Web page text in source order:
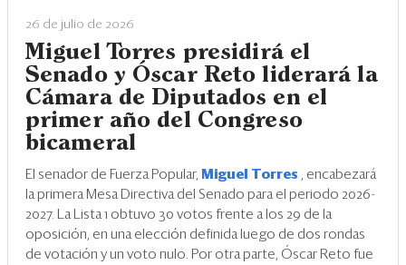
26 de julio de 2026
Miguel Torres presidirá el
Senado y Óscar Reto liderará la
Cámara de Diputados en el
primer año del Congreso
bicameral
El senador de Fuerza Popular, Miguel Torres , encabezará
la primera Mesa Directiva del Senado para el periodo 2026-
2027. La Lista 1 obtuvo 30 votos frente a los 29 de la
oposición, en una elección definida luego de dos rondas
de votación y un voto nulo. Por otra parte, Óscar Reto fue